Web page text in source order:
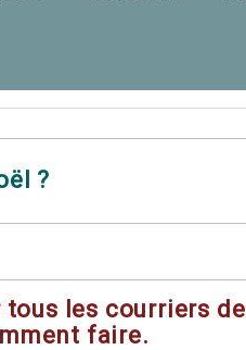
?
les courriers
faire.